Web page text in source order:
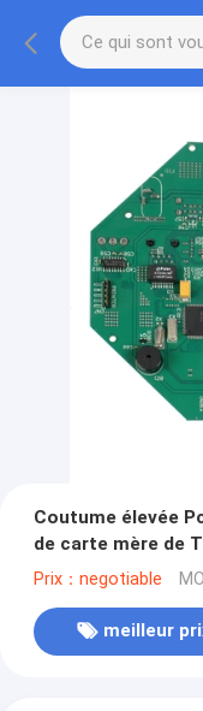
Coutume élevée
de carte mère de
Prix：negotiable
meilleur